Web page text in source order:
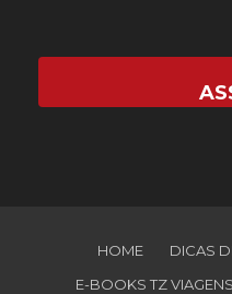
HOME DICAS
E-BOOKS TZ VIAGENS